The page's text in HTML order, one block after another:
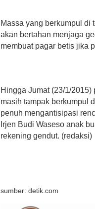
Massa yang berkumpul di
akan bertahan menjaga
membuat pagar betis jika
Hingga Jumat (23/1/
masih tampak berkumpul
penuh mengantisipasi
Irjen Budi Waseso anak
rekening gendut. (redaksi)
sumber: detik.com